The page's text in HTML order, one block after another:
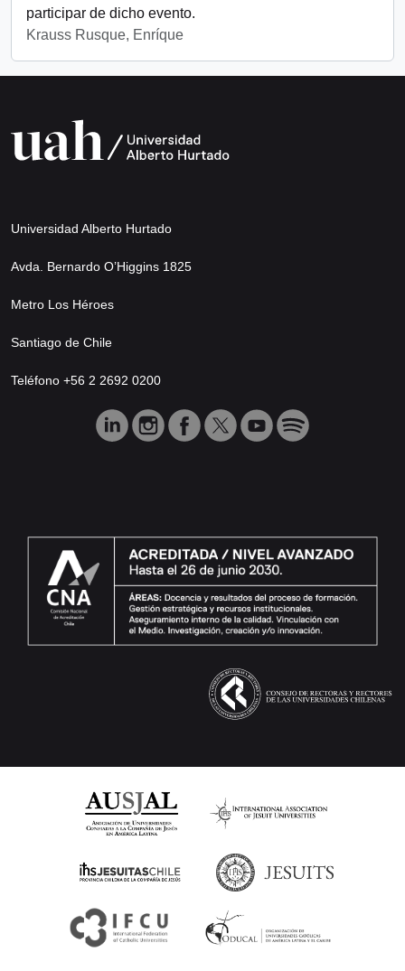
participar de dicho evento.
Krauss Rusque, Enríque
Universidad Alberto Hurtado
Avda. Bernardo O’Higgins 1825
Metro Los Héroes
Santiago de Chile
Teléfono +56 2 2692 0200